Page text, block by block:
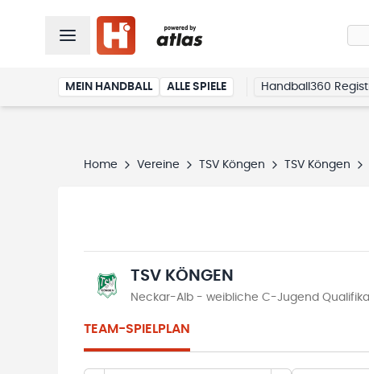
MEIN HANDBALL ALLE SPIELE Handball360
Home Vereine TSV Köngen TSV Köngen
TSV KÖNGEN
Neckar-Alb - weibliche C-Jugend
TEAM-SPIELPLAN